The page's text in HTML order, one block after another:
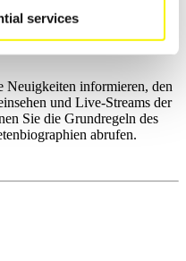
services
Neuigkeiten informieren, den
und Live-Streams der
Sie die Grundregeln des
abrufen.